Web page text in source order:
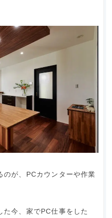
のが、PCカウンターや作業
今、家でPC仕事をした